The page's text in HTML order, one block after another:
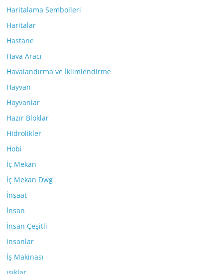
Haritalama Sembolleri
Haritalar
Hastane
Hava Aracı
Havalandırma ve İklimlendirme
Hayvan
Hayvanlar
Hazır Bloklar
Hidrolikler
Hobi
İç Mekan
İç Mekan Dwg
İnşaat
İnsan
İnsan Çeşitli
insanlar
İş Makinası